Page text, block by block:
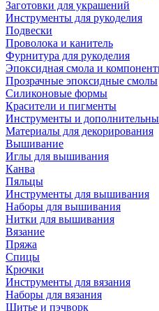
Заготовки для украшений
Инструменты для рукоделия
Подвески
Проволока и канитель
Фурнитура для рукоделия
Эпоксидная смола и
Прозрачные эпоксидные смолы
Силиконовые формы
Красители и пигменты
Инструменты и
Материалы для декорирования
Вышивание
Иглы для вышивания
Канва
Пяльцы
Инструменты для вышивания
Наборы для вышивания
Нитки для вышивания
Вязание
Пряжа
Спицы
Крючки
Инструменты для вязания
Наборы для вязания
Шитье и пэчворк